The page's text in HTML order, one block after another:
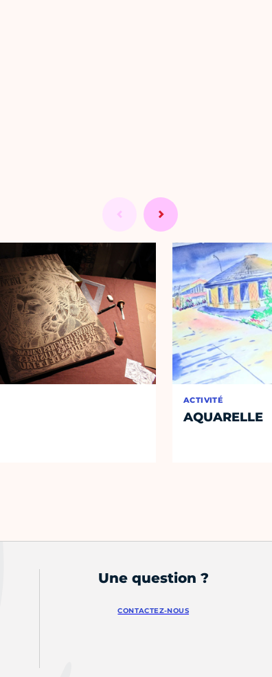
ACTIVITÉ
AQUARELLE
Une question ?
CONTACTEZ-NOUS